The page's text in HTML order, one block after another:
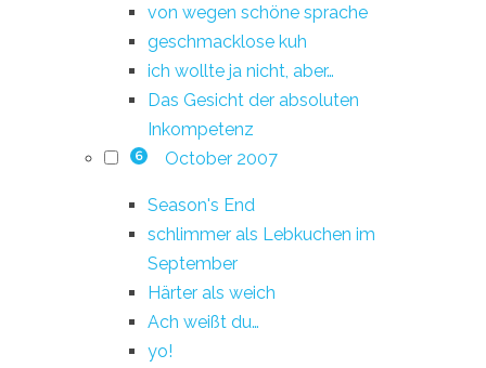
von wegen schöne sprache
geschmacklose kuh
ich wollte ja nicht, aber…
Das Gesicht der absoluten
Inkompetenz
6 October 2007
Season's End
schlimmer als Lebkuchen im
September
Härter als weich
Ach weißt du…
yo!